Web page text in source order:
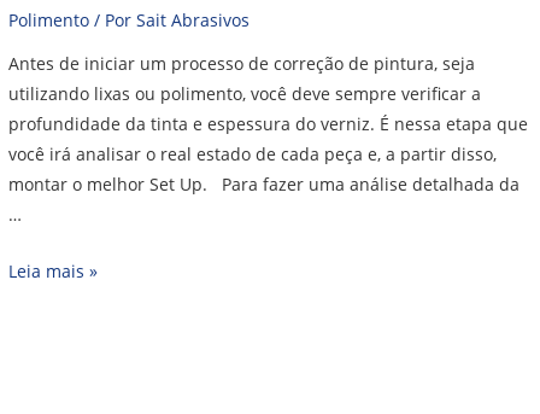
Polimento / PorSait Abrasivos
Antes de iniciar um processo de correção de pintura, seja
utilizando lixas ou polimento, você deve sempre verificar a
profundidade da tinta e espessura do verniz. É nessa etapa que
você irá analisar o real estado de cada peça e, a partir disso,
montar o melhor Set Up. Para fazer uma análise detalhada da
…
Leia mais »